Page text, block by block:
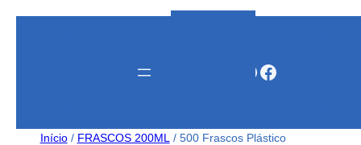
Facebook
Início/ FRASCOS 200ML / 500 Frascos Plástico